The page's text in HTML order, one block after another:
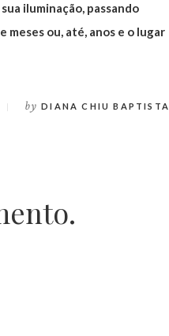
iluminação, passando
ou, até, anos e o lugar
by DIANA CHIU BAPTISTA